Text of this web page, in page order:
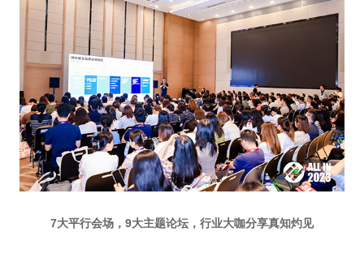
7大平行会场，9大主题论坛，行业大咖分享真知灼见